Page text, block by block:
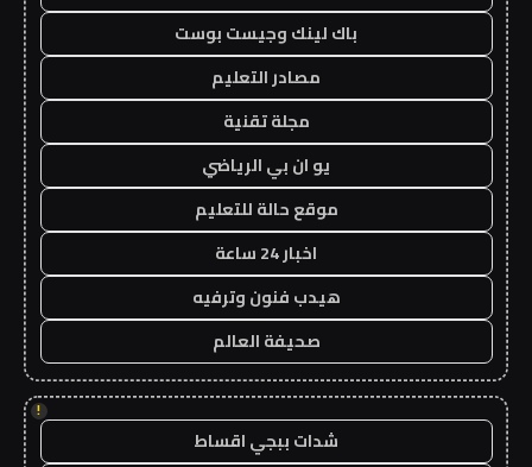
باك لينك وجيست بوست
مصادر التعليم
مجلة تقنية
يو ان بي الرياضي
موقع حالة للتعليم
اخبار 24 ساعة
هيدب فنون وترفيه
صحيفة العالم
!
شدات ببجي اقساط